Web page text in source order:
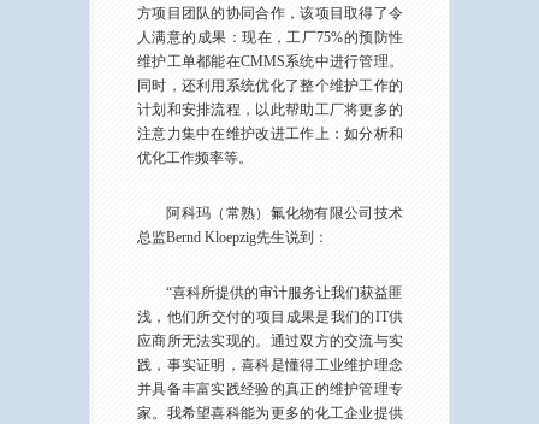
方项目团队的协同合作，该项目取得了令
人满意的成果：现在，工厂75%的预防性
维护工单都能在CMMS系统中进行管理。
同时，还利用系统优化了整个维护工作的
计划和安排流程，以此帮助工厂将更多的
注意力集中在维护改进工作上：如分析和
优化工作频率等。
阿科玛（常熟）氟化物有限公司技术
总监Bernd Kloepzig先生说到：
“喜科所提供的审计服务让我们获益匪
浅，他们所交付的项目成果是我们的IT供
应商所无法实现的。通过双方的交流与实
践，事实证明，喜科是懂得工业维护理念
并具备丰富实践经验的真正的维护管理专
家。我希望喜科能为更多的化工企业提供